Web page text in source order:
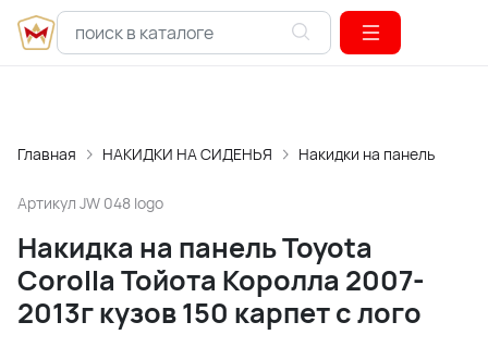
Главная НАКИДКИ НА СИДЕНЬЯ Накидки на панель
Артикул JW 048 logo
Накидка на панель Toyota
Corolla Тойота Королла 2007-
2013г кузов 150 карпет с лого